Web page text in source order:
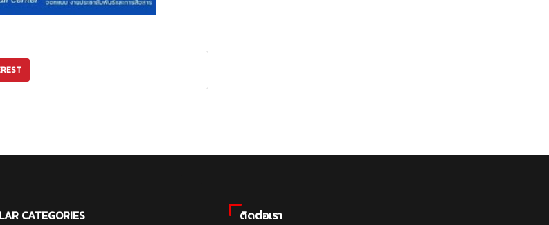
CATEGORIES ติดต่อเรา